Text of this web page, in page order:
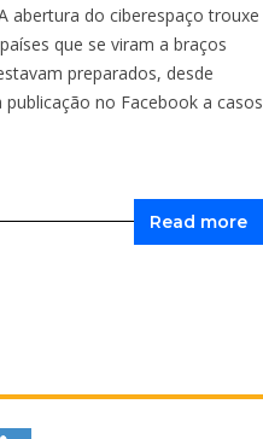
abertura do ciberespaço trouxe
que se viram a braços
preparados, desde
no Facebook a casos
Read more